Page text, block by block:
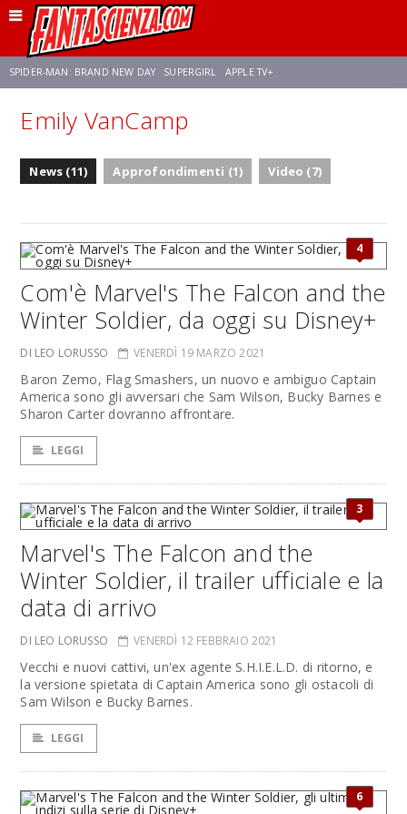
SPIDER-MAN: BRAND NEW DAY SUPERGIRL APPLE TV+
FRANCO RICCIARDIELLO ZENDAYA
Emily VanCamp
News (11) Approfondimenti (1) Video (7)
4
Com'è Marvel's The Falcon and the
Winter Soldier, da oggi su Disney+
DI LEO LORUSSO VENERDÌ 19 MARZO 2021
Baron Zemo, Flag Smashers, un nuovo e ambiguo Captain
America sono gli avversari che Sam Wilson, Bucky Barnes e
Sharon Carter dovranno affrontare.
LEGGI
3
Marvel's The Falcon and the
Winter Soldier, il trailer ufficiale e la
data di arrivo
DI LEO LORUSSO VENERDÌ 12 FEBBRAIO 2021
Vecchi e nuovi cattivi, un'ex agente S.H.I.E.L.D. di ritorno, e
la versione spietata di Captain America sono gli ostacoli di
Sam Wilson e Bucky Barnes.
LEGGI
6